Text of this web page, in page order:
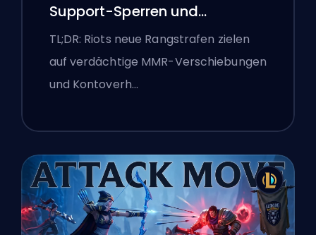
Support-Sperren und
Boosting-Flaggen
TL;DR: Riots neue Rangstrafen zielen
auf verdächtige MMR-Verschiebungen
und Kontoverh…